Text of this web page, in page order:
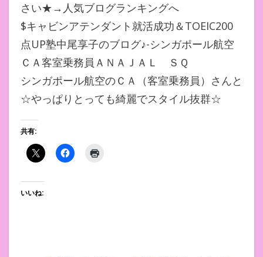
さい★→人気ブログランキングへ
$キャビンアテンダント就活成功＆TOEIC200
点UP塾中尾享子のブログ♪-シンガポール航空
ＣＡ客室乗務員ＡＮＡＪＡＬ ＳＱ
シンガポール航空のＣＡ（客室乗務員）さんと
☆やっぱりとっても綺麗でスタイル抜群☆
共有:
いいね: